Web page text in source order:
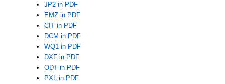
JP2 in PDF
EMZ in PDF
CIT in PDF
DCM in PDF
WQ1 in PDF
DXF in PDF
ODT in PDF
PXL in PDF